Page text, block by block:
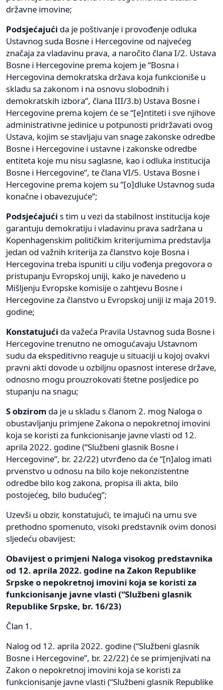
državne imovine;
Podsjećajući da je poštivanje i provođenje odluka
Ustavnog suda Bosne i Hercegovine od najvećeg
značaja za vladavinu prava, a naročito člana I/2. Ustava
Bosne i Hercegovine prema kojem je “Bosna i
Hercegovina demokratska država koja funkcioniše u
skladu sa zakonom i na osnovu slobodnih i
demokratskih izbora”, člana III/3.b) Ustava Bosne i
Hercegovine prema kojem će se “[e]ntiteti i sve njihove
administrativne jedinice u potpunosti pridržavati ovog
Ustava, kojim se stavljaju van snage zakonske odredbe
Bosne i Hercegovine i ustavne i zakonske odredbe
entiteta koje mu nisu saglasne, kao i odluka institucija
Bosne i Hercegovine”, te člana VI/5. Ustava Bosne i
Hercegovine prema kojem su “[o]dluke Ustavnog suda
konačne i obavezujuće”;
Podsjećajući s tim u vezi da stabilnost institucija koje
garantuju demokratiju i vladavinu prava sadržana u
Kopenhagenskim političkim kriterijumima predstavlja
jedan od važnih kriterija za članstvo koje Bosna i
Hercegovina treba ispuniti u cilju vođenja pregovora o
pristupanju Evropskoj uniji, kako je navedeno u
Mišljenju Evropske komisije o zahtjevu Bosne i
Hercegovine za članstvo u Evropskoj uniji iz maja 2019.
godine;
Konstatujući da važeća Pravila Ustavnog suda Bosne i
Hercegovine trenutno ne omogućavaju Ustavnom
sudu da ekspeditivno reaguje u situaciji u kojoj ovakvi
pravni akti dovode u ozbiljnu opasnost interese države,
odnosno mogu prouzrokovati štetne posljedice po
stupanju na snagu;
S obzirom da je u skladu s članom 2. mog Naloga o
obustavljanju primjene Zakona o nepokretnoj imovini
koja se koristi za funkcionisanje javne vlasti od 12.
aprila 2022. godine (“Službeni glasnik Bosne i
Hercegovine”, br. 22/22) utvrđeno da će “[n]alog imati
prvenstvo u odnosu na bilo koje nekonzistentne
odredbe bilo kog zakona, propisa ili akta, bilo
postojećeg, bilo budućeg”;
Uzevši u obzir, konstatujući, te imajući na umu sve
prethodno spomenuto, visoki predstavnik ovim donosi
sljedeću obavijest:
Obavijest o primjeni Naloga visokog predstavnika
od 12. aprila 2022. godine na Zakon Republike
Srpske o nepokretnoj imovini koja se koristi za
funkcionisanje javne vlasti (“Službeni glasnik
Republike Srpske, br. 16/23)
Član 1.
Nalog od 12. aprila 2022. godine (“Službeni glasnik
Bosne i Hercegovine”, br. 22/22) će se primjenjivati na
Zakon o nepokretnoj imovini koja se koristi za
funkcionisanje javne vlasti (“Službeni glasnik Republike